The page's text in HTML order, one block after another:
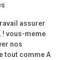
assurer
! vous-meme
nos
tout comme A